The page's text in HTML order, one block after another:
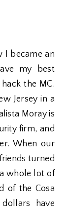
I became an
my best
the MC.
Jersey in a
Moray is
firm, and
When our
turned
whole lot of
of the Cosa
have